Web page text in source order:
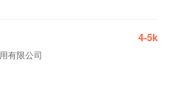
4-5k
有限公司